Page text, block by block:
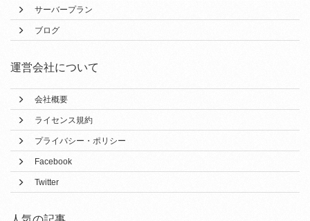
サーバープラン
ブログ
運営会社について
会社概要
ライセンス規約
プライバシー・ポリシー
Facebook
Twitter